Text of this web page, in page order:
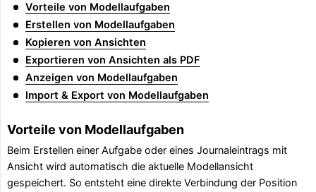
Vorteile von Modellaufgaben
Erstellen von Modellaufgaben
Kopieren von Ansichten
Exportieren von Ansichten als PDF
Anzeigen von Modellaufgaben
Import & Export von Modellaufgaben
Vorteile von Modellaufgaben
Beim Erstellen einer Aufgabe oder eines Journaleintrags mit
Ansicht wird automatisch die aktuelle Modellansicht
gespeichert. So entsteht eine direkte Verbindung der Position